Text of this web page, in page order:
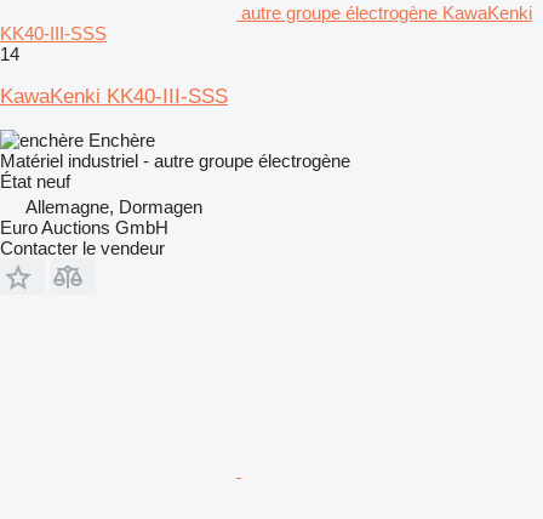
autre groupe électrogène KawaKenki
KK40-III-SSS
14
KawaKenki KK40-III-SSS
Enchère
Matériel industriel - autre groupe électrogène
État neuf
Allemagne, Dormagen
Euro Auctions GmbH
Contacter le vendeur